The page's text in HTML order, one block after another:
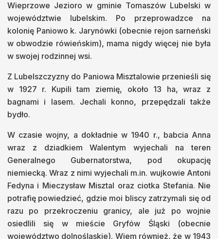
Wieprzowe Jezioro w gminie Tomaszów Lubelski w
województwie lubelskim. Po przeprowadzce na
kolonię Paniowo k. Jarynówki (obecnie rejon sarneński
w obwodzie rówieńskim), mama nigdy więcej nie była
w swojej rodzinnej wsi.
Z Lubelszczyzny do Paniowa Misztalowie przenieśli się
w 1927 r. Kupili tam ziemię, około 13 ha, wraz z
bagnami i lasem. Jechali konno, przepędzali także
bydło.
W czasie wojny, a dokładnie w 1940 r., babcia Anna
wraz z dziadkiem Walentym wyjechali na teren
Generalnego Gubernatorstwa, pod okupację
niemiecką. Wraz z nimi wyjechali m.in. wujkowie Antoni
Fedyna i Mieczysław Misztal oraz ciotka Stefania. Nie
potrafię powiedzieć, gdzie moi bliscy zatrzymali się od
razu po przekroczeniu granicy, ale już po wojnie
osiedlili się w mieście Gryfów Śląski (obecnie
województwo dolnośląskie). Wiem również, że w 1943